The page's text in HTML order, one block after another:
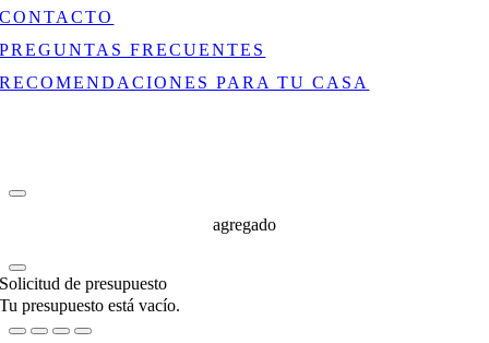
CONTACTO
PREGUNTAS FRECUENTES
RECOMENDACIONES PARA TU CASA
agregado
Solicitud de presupuesto
Tu presupuesto está vacío.